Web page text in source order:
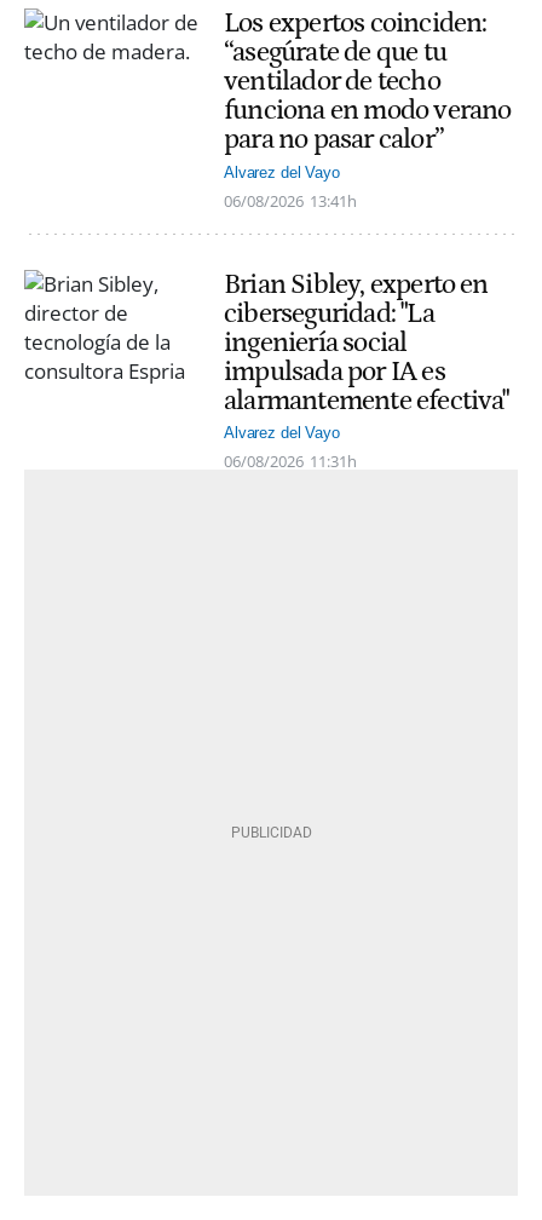
Los expertos coinciden:
“asegúrate de que tu
ventilador de techo
funciona en modo verano
para no pasar calor”
Alvarez del Vayo
06/08/2026 13:41h
Brian Sibley, experto en
ciberseguridad: "La
ingeniería social
impulsada por IA es
alarmantemente efectiva"
Alvarez del Vayo
06/08/2026 11:31h